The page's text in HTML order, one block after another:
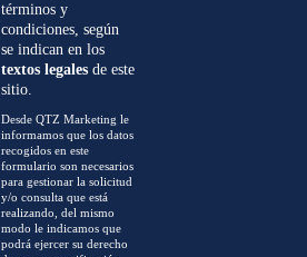
términos y
condiciones, según
se indican en los
textos legalesde este
sitio.
Desde QTZ Marketing le
informamos que los datos
recogidos en este
formulario son necesarios
para gestionar la solicitud
y/o consulta que está
realizando, del mismo
modo le indicamos que
podrá ejercer su derecho